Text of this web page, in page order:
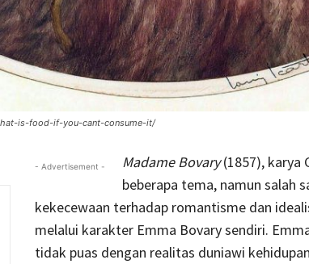
is-food-if-you-cant-consume-it/
- Advertisement - Madame Bovary(1857), karya
beberapa tema, namun salah
kekecewaan terhadap romantisme dan
melalui karakter Emma Bovary sendiri.
tidak puas dengan realitas duniawi